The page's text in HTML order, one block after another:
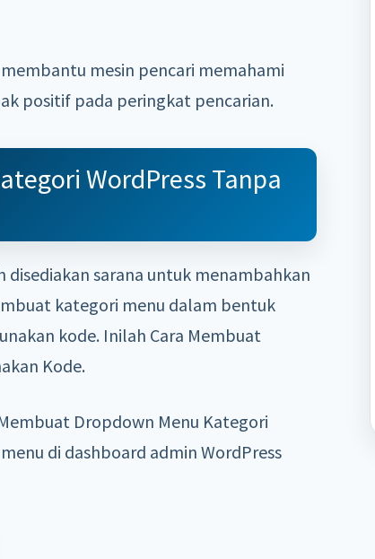
mesin pencari memahami
positif pada peringkat pencarian.
WordPress Tanpa
disediakan sarana untuk menambahkan
kategori menu dalam bentuk
kode. Inilah Cara Membuat
Kode.
Dropdown Menu Kategori
di dashboard admin WordPress